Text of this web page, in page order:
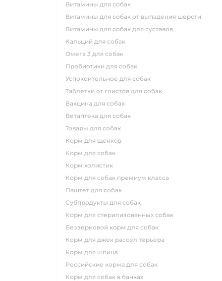
витамины для собак
витамины для собак от выпадения шерсти
витамины для собак для суставов
кальций для собак
омега 3 для собак
пробиотики для собак
успокоительное для собак
таблетки от глистов для собак
вакцина для собак
ветаптека для собак
товары для собак
корм для щенков
корм для собак
корм холистик
корм для собак премиум класса
паштет для собак
субпродукты для собак
корм для стерилизованных собак
беззерновой корм для собак
корм для джек рассел терьера
корм для шпица
российские корма для собак
корм для собак в банках